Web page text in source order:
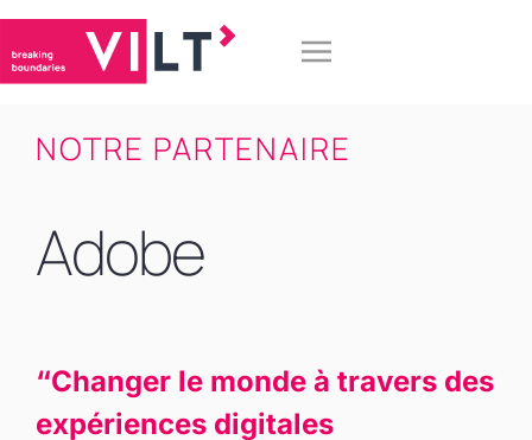
NOTRE PARTENAIRE
Adobe
“Changer le monde à travers des
expériences digitales